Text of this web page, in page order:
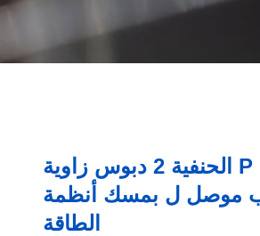
D- الحنفية ذكر موصل P الحنفية 2 دبوس زاوية
موصل ل بمسك أنظمة
الطاقة